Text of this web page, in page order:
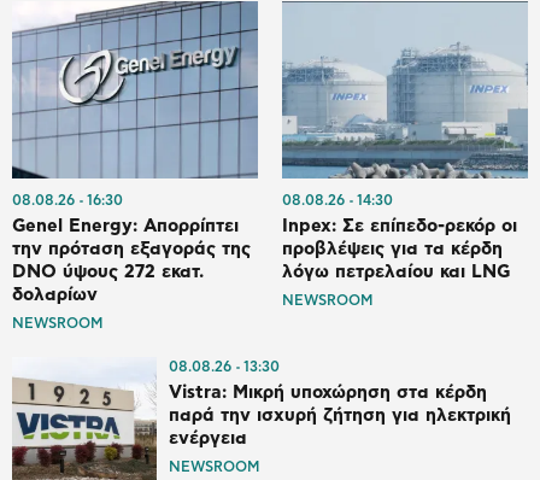
08.08.26 16:30
Genel Energy: Απορρίπτει
την πρόταση εξαγοράς της
DNO ύψους 272 εκατ.
δολαρίων
NEWSROOM
08.08.26 14:30
Inpex: Σε επίπεδο-ρεκόρ οι
προβλέψεις για τα κέρδη
λόγω πετρελαίου και LNG
NEWSROOM
08.08.26 13:30
Vistra: Μικρή υποχώρηση στα κέρδη
παρά την ισχυρή ζήτηση για ηλεκτρική
ενέργεια
NEWSROOM